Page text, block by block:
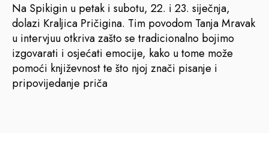
Na Spikigin u petak i subotu, 22. i 23. siječnja,
dolazi Kraljica Pričigina. Tim povodom Tanja Mravak
u intervjuu otkriva zašto se tradicionalno bojimo
izgovarati i osjećati emocije, kako u tome može
pomoći književnost te što njoj znači pisanje i
pripovijedanje priča